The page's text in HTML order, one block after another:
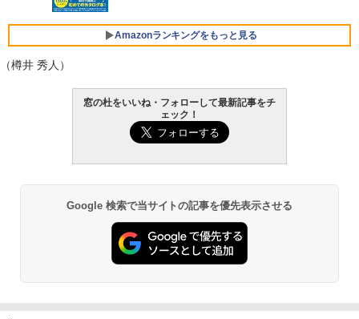
ersonal/Copilotキー搭載/Win 11/15.6型/
Core i5/16GB/SSD 512GB/ホワイト) FM
￥139,880
Amazonランキングをもっと見る
Amazon Kindle Paperwhite (16GB) 7イ
ンチディスプレイ、色調調節ライト、12
週間持続バッテリー、広告なし、ブラッ
ク
ない、大きな画面で読みやすい、6週間持
続バッテリー、6インチディスプレイ電子
書籍リーダー、ブラック、16GB、広告な
（樽井 秀人）
窓の杜をいいね・フォローして最新記事をチ
ェック！
Google 検索で当サイトの記事を優先表示させる